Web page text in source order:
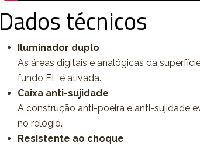
Dados técnicos
Iluminador duplo
As áreas digitais e analógicas da
fundo EL é ativada.
Caixa anti-sujidade
A construção anti-poeira e anti-sujidade
no relógio.
Resistente ao choque